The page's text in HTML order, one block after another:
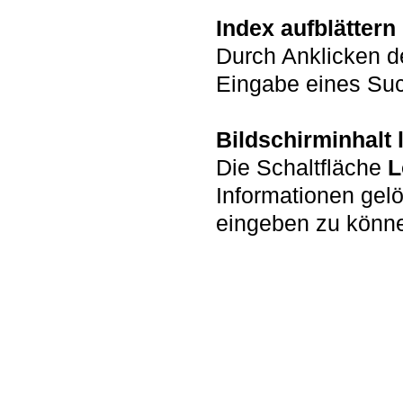
Index aufblättern
Durch Anklicken
Eingabe eines
Bildschirminhalt
Die Schaltfläche
Informationen
eingeben zu